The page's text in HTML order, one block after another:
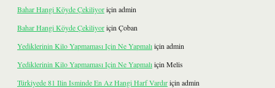
Bahar Hangi Köyde Çekiliyoriçin admin
Bahar Hangi Köyde Çekiliyoriçin Çoban
Yediklerinin Kilo Yapmaması Için Ne Yapmalıiçin admin
Yediklerinin Kilo Yapmaması Için Ne Yapmalıiçin Melis
Türkiyede 81 Ilin Isminde En Az Hangi Harf Vardıriçin admin